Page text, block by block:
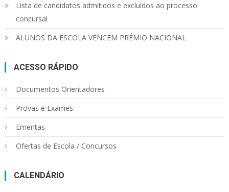
Lista de candidatos admitidos e excluídos ao processo
concursal
ALUNOS DA ESCOLA VENCEM PRÉMIO NACIONAL
ACESSO RÁPIDO
Documentos Orientadores
Provas e Exames
Ementas
Ofertas de Escola / Concursos
CALENDÁRIO